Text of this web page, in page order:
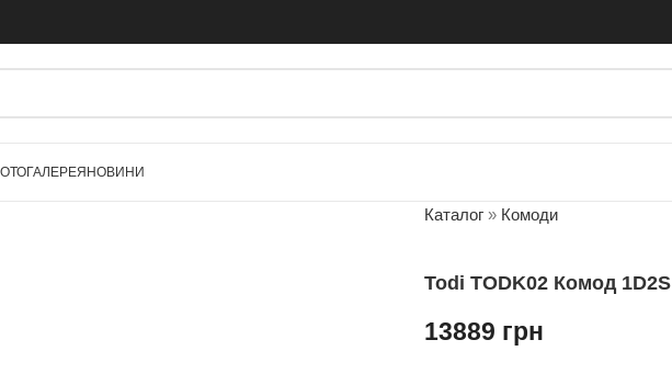
НОВИНИ
Каталог» Комоди
Todi TODK02 Комод 1D2S
13889 грн